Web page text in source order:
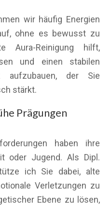
wir häufig Energien
ohne es bewusst zu
Aura-Reinigung hilft,
und einen stabilen
aufzubauen, der Sie
stärkt.
Prägungen
haben ihre
oder Jugend. Als Dipl.
ich Sie dabei, alte
Verletzungen zu
Ebene zu lösen,